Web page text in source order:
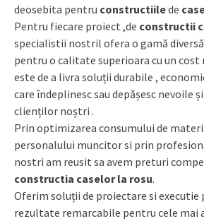
deosebita pentru constructiilede
Pentru fiecare proiect ,de constructii
specialistii nostril ofera o gamă
pentru o calitate superioara cu un cost
este de a livra soluții durabile ,
care îndeplinesc sau depășesc nevoile
clienților noștri .
Prin optimizarea consumului de
personalului muncitor si prin
nostri am reusit sa avem preturi
constructia caselor la rosu.
Oferim soluții de proiectare si executie
rezultate remarcabile pentru cele mai